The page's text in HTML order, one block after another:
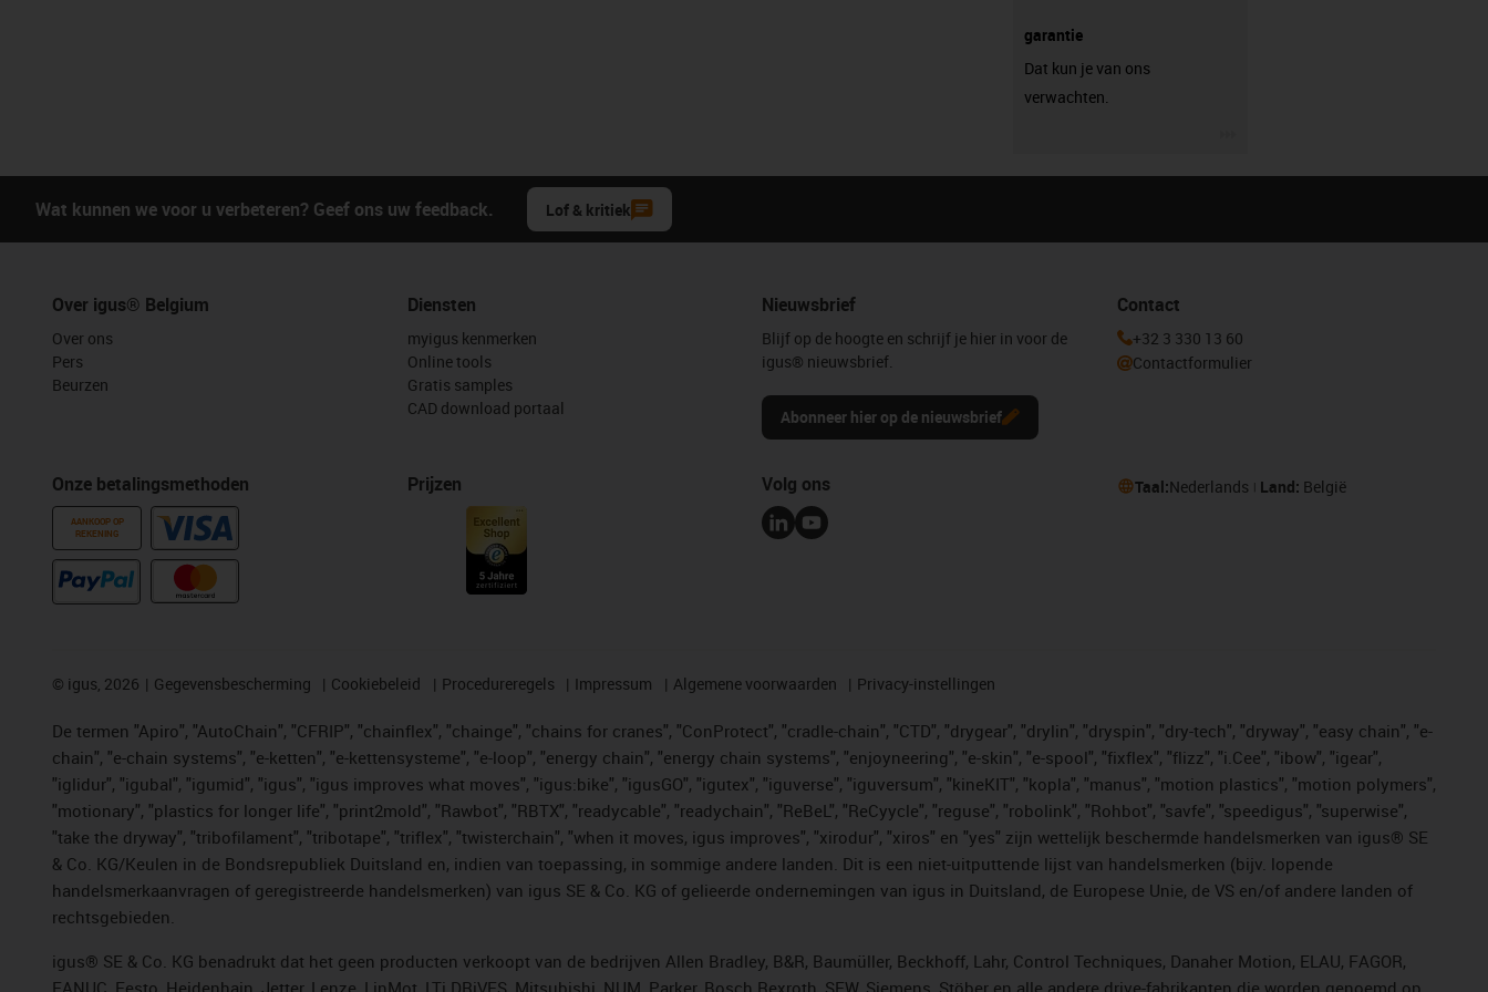
garantie
Dat kun je van ons
verwachten.
Wat kunnen we voor u verbeteren? Geef ons uw feedback. Lof & kritiek
Over igus® Belgium
Over ons
Pers
Beurzen
Onze betalingsmethoden
AANKOOP OP
REKENING
Diensten
myigus kenmerken
Online tools
Gratis samples
CAD download portaal
Prijzen
Nieuwsbrief
Blijf op de hoogte en schrijf je hier in voor de
igus® nieuwsbrief.
Abonneer hier op de nieuwsbrief
Contact
+32 3 330 13 60
Contactformulier
Volg ons Taal:Nederlands Land: België
© igus, 2026 Gegevensbescherming Cookiebeleid Procedureregels Impressum Algemene voorwaarden Privacy-instellingen
De termen "Apiro", "AutoChain", "CFRIP", "chainflex", "chainge", "chains for cranes", "ConProtect", "cradle-chain", "CTD", "drygear", "drylin", "dryspin", "dry-tech", "dryway", "easy chain", "e-
chain", "e-chain systems", "e-ketten", "e-kettensysteme", "e-loop", "energy chain", "energy chain systems", "enjoyneering", "e-skin", "e-spool", "fixflex", "flizz", "i.Cee", "ibow", "igear",
"iglidur", "igubal", "igumid", "igus", "igus improves what moves", "igus:bike", "igusGO", "igutex", "iguverse", "iguversum", "kineKIT", "kopla", "manus", "motion plastics", "motion polymers",
"motionary", "plastics for longer life", "print2mold", "Rawbot", "RBTX", "readycable", "readychain", "ReBeL", "ReCyycle", "reguse", "robolink", "Rohbot", "savfe", "speedigus", "superwise",
"take the dryway", "tribofilament", "tribotape", "triflex", "twisterchain", "when it moves, igus improves", "xirodur", "xiros" en "yes" zijn wettelijk beschermde handelsmerken van igus® SE
& Co. KG/Keulen in de Bondsrepubliek Duitsland en, indien van toepassing, in sommige andere landen. Dit is een niet-uitputtende lijst van handelsmerken (bijv. lopende
handelsmerkaanvragen of geregistreerde handelsmerken) van igus SE & Co. KG of gelieerde ondernemingen van igus in Duitsland, de Europese Unie, de VS en/of andere landen of
rechtsgebieden.
igus® SE & Co. KG benadrukt dat het geen producten verkoopt van de bedrijven Allen Bradley, B&R, Baumüller, Beckhoff, Lahr, Control Techniques, Danaher Motion, ELAU, FAGOR,
FANUC, Festo, Heidenhain, Jetter, Lenze, LinMot, LTi DRiVES, Mitsubishi, NUM, Parker, Bosch Rexroth, SEW, Siemens, Stöber en alle andere drive-fabrikanten die worden genoemd op